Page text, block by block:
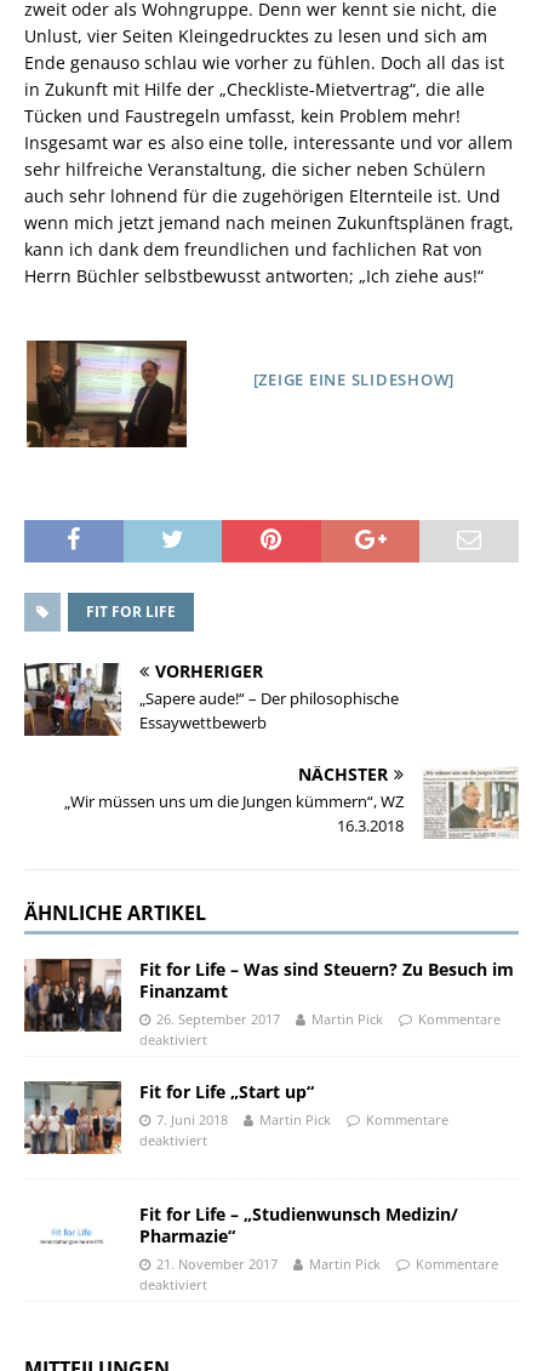
zweit oder als Wohngruppe. Denn wer kennt sie nicht, die
Unlust, vier Seiten Kleingedrucktes zu lesen und sich am
Ende genauso schlau wie vorher zu fühlen. Doch all das ist
in Zukunft mit Hilfe der „Checkliste-Mietvertrag“, die alle
Tücken und Faustregeln umfasst, kein Problem mehr!
Insgesamt war es also eine tolle, interessante und vor allem
sehr hilfreiche Veranstaltung, die sicher neben Schülern
auch sehr lohnend für die zugehörigen Elternteile ist. Und
wenn mich jetzt jemand nach meinen Zukunftsplänen fragt,
kann ich dank dem freundlichen und fachlichen Rat von
Herrn Büchler selbstbewusst antworten; „Ich ziehe aus!“
[ZEIGE EINE SLIDESHOW]
FIT FOR LIFE
VORHERIGER
„Sapere aude!“ – Der philosophische
Essaywettbewerb
NÄCHSTER
„Wir müssen uns um die Jungen kümmern“, WZ
16.3.2018
ÄHNLICHE ARTIKEL
Fit for Life – Was sind Steuern? Zu Besuch im
Finanzamt
26. September 2017 Martin Pick
Kommentare
deaktiviert
Fit for Life „Start up“
7. Juni 2018 Martin Pick
Kommentare
deaktiviert
Fit for Life – „Studienwunsch Medizin/
Pharmazie“
21. November 2017 Martin Pick
Kommentare
deaktiviert